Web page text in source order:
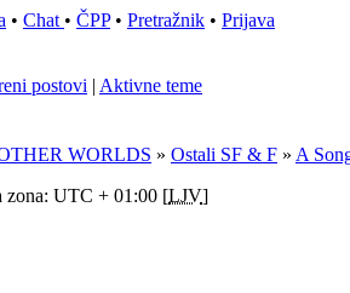
• Chat • ČPP• Pretražnik • Prijava
postovi | Aktivne teme
WORLDS » Ostali SF & F » A
zona: UTC + 01:00 [LJV]